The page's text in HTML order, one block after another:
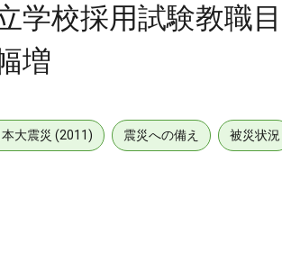
学校採用試験教職
増
大震災 (2011) 震災への備え 被災状況